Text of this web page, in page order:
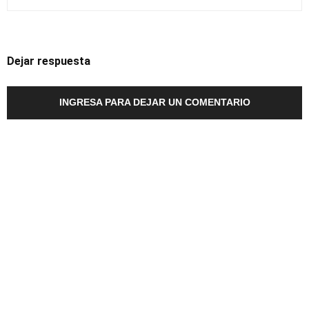
Dejar respuesta
INGRESA PARA DEJAR UN COMENTARIO